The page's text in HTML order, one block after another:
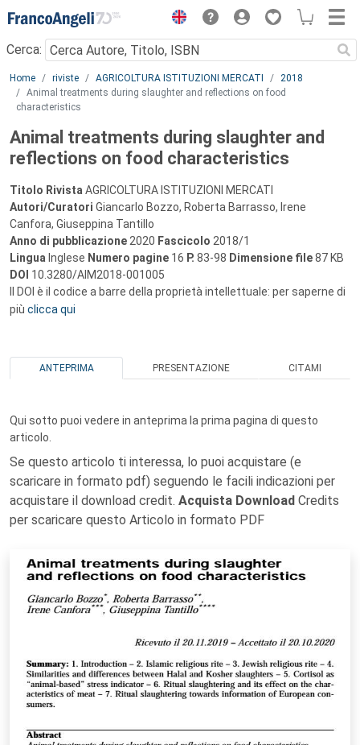
Menu
Cerca:
Main content
Home riviste AGRICOLTURA ISTITUZIONI MERCATI
2018
Animal treatments during slaughter and reflections on food
characteristics
Animal treatments during slaughter and
reflections on food characteristics
Titolo Rivista AGRICOLTURA ISTITUZIONI MERCATI
Autori/Curatori Giancarlo Bozzo, Roberta Barrasso, Irene
Canfora, Giuseppina Tantillo
Anno di pubblicazione 2020 Fascicolo 2018/1
Lingua Inglese Numero pagine 16 P. 83-98 Dimensione file87 KB
DOI 10.3280/AIM2018-001005
Il DOI è il codice a barre della proprietà intellettuale: per saperne di
più clicca qui
ANTEPRIMA PRESENTAZIONE CITAMI
Qui sotto puoi vedere in anteprima la prima pagina di questo
articolo.
Se questo articolo ti interessa, lo puoi acquistare (e
scaricare in formato pdf) seguendo le facili indicazioni per
acquistare il download credit. Acquista Download Credits
per scaricare questo Articolo in formato PDF